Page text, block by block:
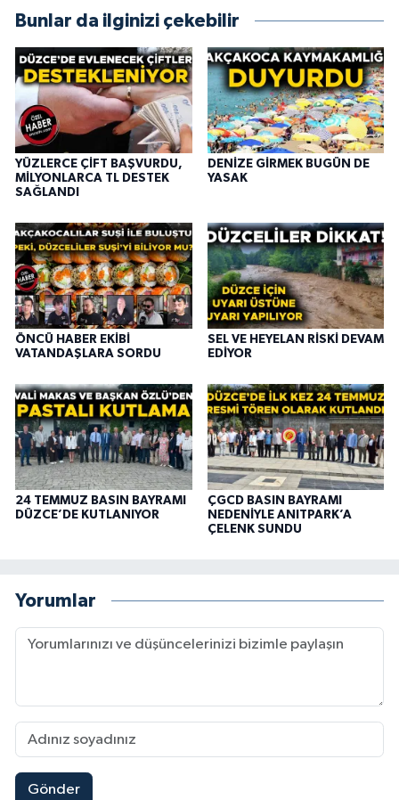
Bunlar da ilginizi çekebilir
YÜZLERCE ÇİFT BAŞVURDU,
MİLYONLARCA TL DESTEK
SAĞLANDI
DENİZE GİRMEK BUGÜN DE
YASAK
ÖNCÜ HABER EKİBİ
VATANDAŞLARA SORDU
SEL VE HEYELAN RİSKİ DEVAM
EDİYOR
24 TEMMUZ BASIN BAYRAMI
DÜZCE’DE KUTLANIYOR
ÇGCD BASIN BAYRAMI
NEDENİYLE ANITPARK’A
ÇELENK SUNDU
Yorumlar
Gönder